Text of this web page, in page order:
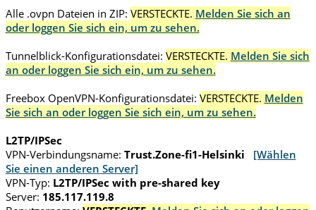
Alle .ovpn Dateien in ZIP: VERSTECKTE. Melden Sie sich an
oder loggen Sie sich ein, um zu sehen.
Tunnelblick-Konfigurationsdatei: VERSTECKTE. Melden Sie sich
an oder loggen Sie sich ein, um zu sehen.
Freebox OpenVPN-Konfigurationsdatei: VERSTECKTE. Melden
Sie sich an oder loggen Sie sich ein, um zu sehen.
L2TP/IPSec
VPN-Verbindungsname: Trust.Zone-fi1-Helsinki
[Wählen
Sie einen anderen Server]
VPN-Typ: L2TP/IPSec with pre-shared key
Server: 185.117.119.8